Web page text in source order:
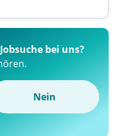
bei uns?
Nein